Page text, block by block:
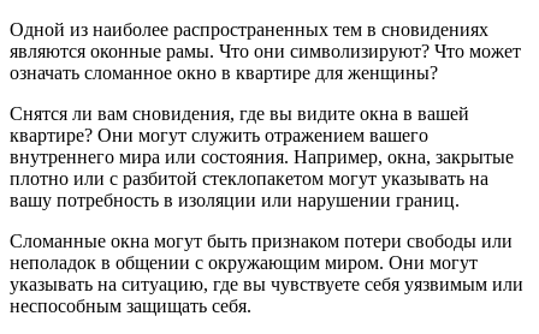
Одной из наиболее распространенных тем в сновидениях
являются оконные рамы. Что они символизируют? Что может
означать сломанное окно в квартире для женщины?
Снятся ли вам сновидения, где вы видите окна в вашей
квартире? Они могут служить отражением вашего
внутреннего мира или состояния. Например, окна, закрытые
плотно или с разбитой стеклопакетом могут указывать на
вашу потребность в изоляции или нарушении границ.
Сломанные окна могут быть признаком потери свободы или
неполадок в общении с окружающим миром. Они могут
указывать на ситуацию, где вы чувствуете себя уязвимым или
неспособным защищать себя.